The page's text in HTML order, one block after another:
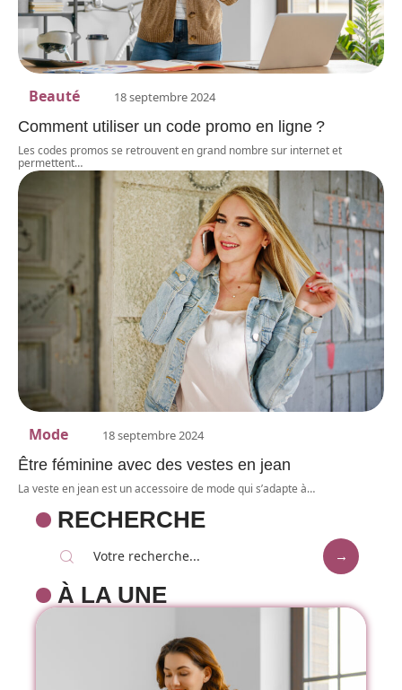
Beauté 18 septembre 2024
Comment utiliser un code promo en ligne ?
Les codes promos se retrouvent en grand nombre sur internet et
permettent…
Mode 18 septembre 2024
Être féminine avec des vestes en jean
La veste en jean est un accessoire de mode qui s’adapte à…
RECHERCHE
À LA UNE